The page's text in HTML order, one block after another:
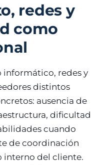
redes y
como
redes y
distintos
ausencia de
dificultad
cuando
de coordinación
interno del cliente.